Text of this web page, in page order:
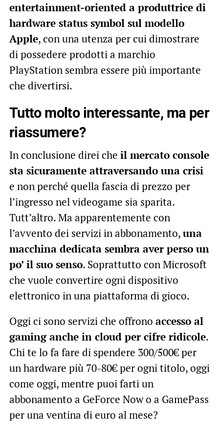
entertainment-oriented a produttrice di
hardware status symbol sul modello
Apple, con una utenza per cui dimostrare
di possedere prodotti a marchio
PlayStation sembra essere più importante
che divertirsi.
Tutto molto interessante, ma per
riassumere?
In conclusione direi che il mercato console
sta sicuramente attraversando una crisi
e non perché quella fascia di prezzo per
l’ingresso nel videogame sia sparita.
Tutt’altro. Ma apparentemente con
l’avvento dei servizi in abbonamento,una
macchina dedicata sembra aver perso un
po’ il suo senso. Soprattutto con Microsoft
che vuole convertire ogni dispositivo
elettronico in una piattaforma di gioco.
Oggi ci sono servizi che offrono accesso al
gaming anche in cloud per cifre ridicole.
Chi te lo fa fare di spendere 300/500€ per
un hardware più 70-80€ per ogni titolo, oggi
come oggi, mentre puoi farti un
abbonamento a GeForce Now o a GamePass
per una ventina di euro al mese?